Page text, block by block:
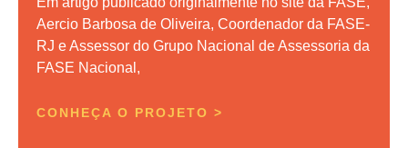
Aercio Barbosa de Oliveira, Coordenador da FASE-
RJ e Assessor do Grupo Nacional de Assessoria da
FASE Nacional,
CONHEÇA O PROJETO >